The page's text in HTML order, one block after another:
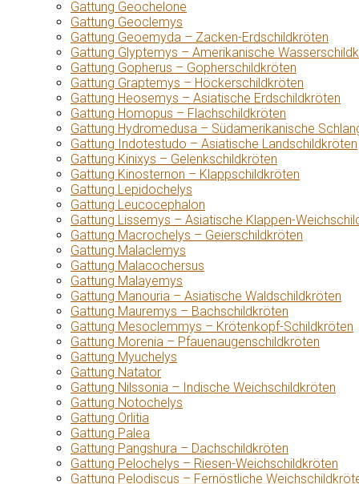
Gattung Geochelone
Gattung Geoclemys
Gattung Geoemyda – Zacken-Erdschildkröten
Gattung Glyptemys – Amerikanische
Gattung Gopherus – Gopherschildkröten
Gattung Graptemys – Höckerschildkröten
Gattung Heosemys – Asiatische Erdschildkröten
Gattung Homopus – Flachschildkröten
Gattung Hydromedusa – Südamerikanische
Gattung Indotestudo – Asiatische Landschildkröten
Gattung Kinixys – Gelenkschildkröten
Gattung Kinosternon – Klappschildkröten
Gattung Lepidochelys
Gattung Leucocephalon
Gattung Lissemys – Asiatische Klappen-
Gattung Macrochelys – Geierschildkröten
Gattung Malaclemys
Gattung Malacochersus
Gattung Malayemys
Gattung Manouria – Asiatische Waldschildkröten
Gattung Mauremys – Bachschildkröten
Gattung Mesoclemmys – Krötenkopf-Schildkröten
Gattung Morenia – Pfauenaugenschildkröten
Gattung Myuchelys
Gattung Natator
Gattung Nilssonia – Indische Weichschildkröten
Gattung Notochelys
Gattung Orlitia
Gattung Palea
Gattung Pangshura – Dachschildkröten
Gattung Pelochelys – Riesen-Weichschildkröten
Gattung Pelodiscus – Fernöstliche